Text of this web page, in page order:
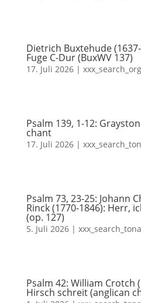
Dietrich Buxtehude
Fuge C-Dur (BuxWV 137)
17. Juli 2026|
Psalm 139, 1-12:
chant
17. Juli 2026|
Psalm 73, 23-25: Johann
Rinck (1770-1846): Herr,
(op. 127)
5. Juli 2026|
Psalm 42: William Crotch
Hirsch schreit (anglican